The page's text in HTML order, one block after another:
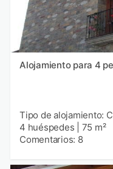
Alojamiento para 4
Tipo de alojamiento:
4 huéspedes
75 m²
Comentarios: 8